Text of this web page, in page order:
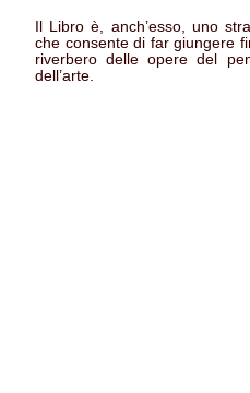
Il Libro è, anch’esso, uno
che consente di far giungere
riverbero delle opere del
dell’arte.